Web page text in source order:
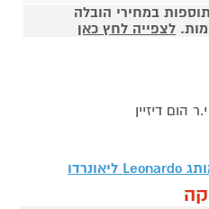
במחירי הובלה
לצפייה לחץ כאן
הום דיזיין
Leonardo ליאונרדו